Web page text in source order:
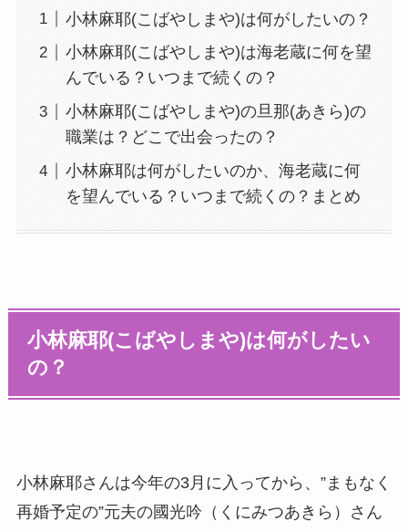
小林麻耶(こばやしまや)は何がしたいの？
小林麻耶(こばやしまや)は海老蔵に何を望
んでいる？いつまで続くの？
小林麻耶(こばやしまや)の旦那(あきら)の
職業は？どこで出会ったの？
小林麻耶は何がしたいのか、海老蔵に何
を望んでいる？いつまで続くの？まとめ
小林麻耶(こばやしまや)は何がしたい
の？
小林麻耶さんは今年の3月に入ってから、”まもなく
再婚予定の”元夫の國光吟（くにみつあきら）さん